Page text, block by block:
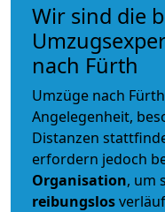
Wir sind die
nach Fürth
Umzüge nach
Angelegenheit,
Distanzen
erfordern jedoch
Organisation, um
reibungslos